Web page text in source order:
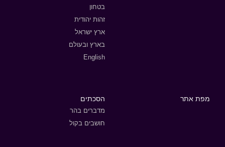
בטחון
זהות יהודית
ארץ ישראל
בארץ ובעולם
English
מפת אתר הסכתים
מדברים בהר
חושבים בקול